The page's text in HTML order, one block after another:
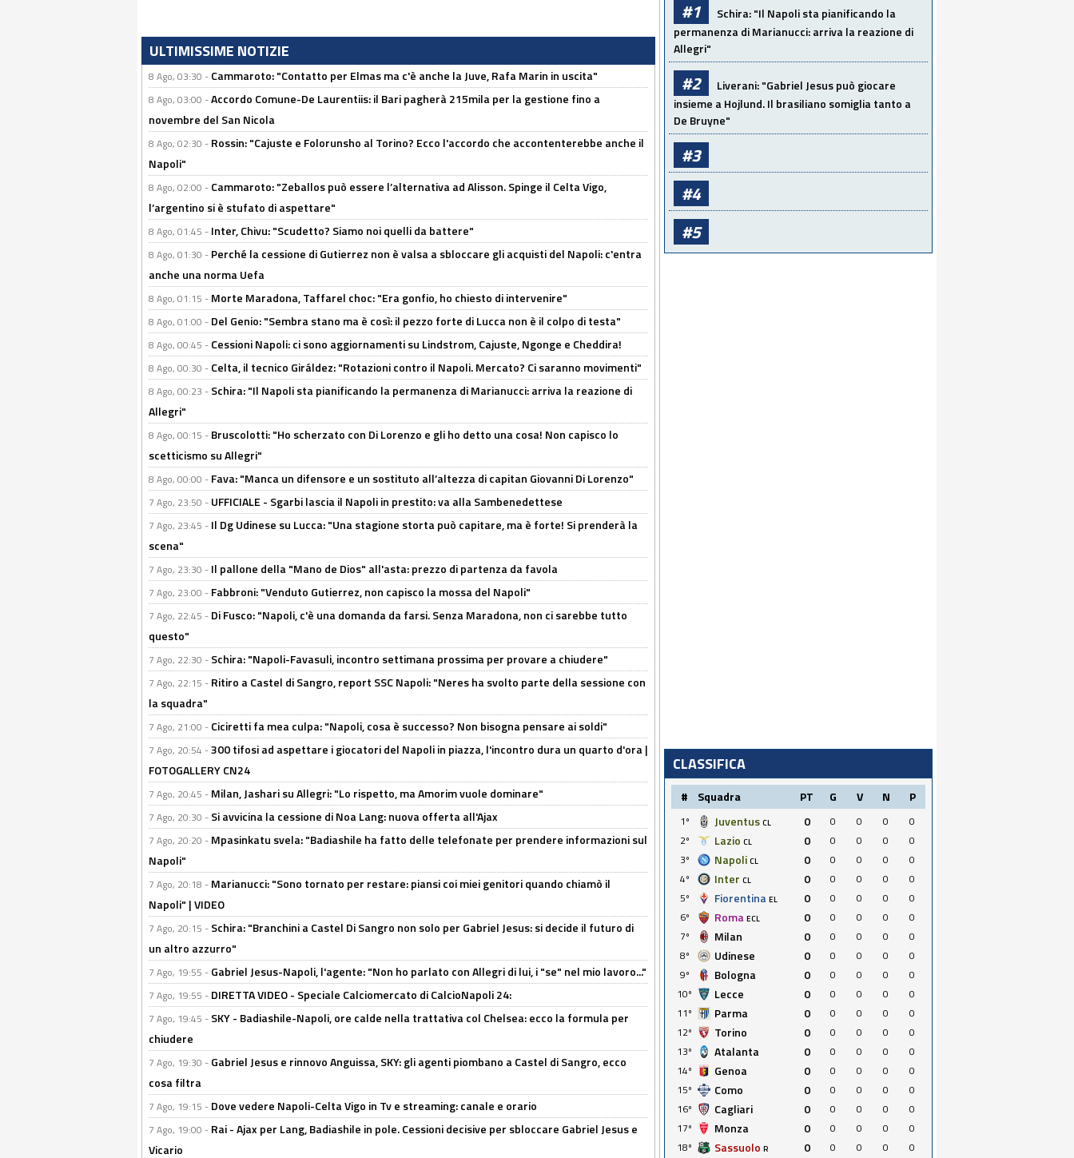
ULTIMISSIME NOTIZIE
8 Ago, 03:30 - Cammaroto: "Contatto per Elmas ma c'è anche la Juve, Rafa Marin in uscita"
8 Ago, 03:00 -Accordo Comune-De Laurentiis: il Bari pagherà 215mila per la gestione fino a
novembre del San Nicola
8 Ago, 02:30 - Rossin: "Cajuste e Folorunsho al Torino? Ecco l'accordo che accontenterebbe anche il
Napoli"
8 Ago, 02:00 - Cammaroto: "Zeballos può essere l’alternativa ad Alisson. Spinge il Celta Vigo,
l’argentino si è stufato di aspettare"
8 Ago, 01:45 - Inter, Chivu: "Scudetto? Siamo noi quelli da battere"
8 Ago, 01:30 - Perché la cessione di Gutierrez non è valsa a sbloccare gli acquisti del Napoli: c'entra
anche una norma Uefa
8 Ago, 01:15 - Morte Maradona, Taffarel choc: "Era gonfio, ho chiesto di intervenire"
8 Ago, 01:00 - Del Genio: "Sembra stano ma è così: il pezzo forte di Lucca non è il colpo di testa"
8 Ago, 00:45 - Cessioni Napoli: ci sono aggiornamenti su Lindstrom, Cajuste, Ngonge e Cheddira!
8 Ago, 00:30 - Celta, il tecnico Giráldez: "Rotazioni contro il Napoli. Mercato? Ci saranno movimenti"
8 Ago, 00:23 - Schira: "Il Napoli sta pianificando la permanenza di Marianucci: arriva la reazione di
Allegri"
8 Ago, 00:15 - Bruscolotti: "Ho scherzato con Di Lorenzo e gli ho detto una cosa! Non capisco lo
scetticismo su Allegri"
8 Ago, 00:00 - Fava: "Manca un difensore e un sostituto all’altezza di capitan Giovanni Di Lorenzo"
7 Ago, 23:50 - UFFICIALE - Sgarbi lascia il Napoli in prestito: va alla Sambenedettese
7 Ago, 23:45 - Il Dg Udinese su Lucca: "Una stagione storta può capitare, ma è forte! Si prenderà la
scena"
7 Ago, 23:30 - Il pallone della "Mano de Dios" all'asta: prezzo di partenza da favola
7 Ago, 23:00 - Fabbroni: "Venduto Gutierrez, non capisco la mossa del Napoli"
7 Ago, 22:45 - Di Fusco: "Napoli, c'è una domanda da farsi. Senza Maradona, non ci sarebbe tutto
questo"
7 Ago, 22:30 - Schira: "Napoli-Favasuli, incontro settimana prossima per provare a chiudere"
7 Ago, 22:15 - Ritiro a Castel di Sangro, report SSC Napoli: "Neres ha svolto parte della sessione con
la squadra"
7 Ago, 21:00 - Ciciretti fa mea culpa: "Napoli, cosa è successo? Non bisogna pensare ai soldi"
7 Ago, 20:54 -300 tifosi ad aspettare i giocatori del Napoli in piazza, l'incontro dura un quarto d'ora |
FOTOGALLERY CN24
7 Ago, 20:45 - Milan, Jashari su Allegri: "Lo rispetto, ma Amorim vuole dominare"
7 Ago, 20:30 - Si avvicina la cessione di Noa Lang: nuova offerta all'Ajax
7 Ago, 20:20 - Mpasinkatu svela: "Badiashile ha fatto delle telefonate per prendere informazioni sul
Napoli"
7 Ago, 20:18 - Marianucci: "Sono tornato per restare: piansi coi miei genitori quando chiamò il
Napoli" | VIDEO
7 Ago, 20:15 - Schira: "Branchini a Castel Di Sangro non solo per Gabriel Jesus: si decide il futuro di
un altro azzurro"
7 Ago, 19:55 - Gabriel Jesus-Napoli, l'agente: "Non ho parlato con Allegri di lui, i "se" nel mio lavoro..."
7 Ago, 19:55 - DIRETTA VIDEO - Speciale Calciomercato di CalcioNapoli 24:
7 Ago, 19:45 - SKY - Badiashile-Napoli, ore calde nella trattativa col Chelsea: ecco la formula per
chiudere
7 Ago, 19:30 - Gabriel Jesus e rinnovo Anguissa, SKY: gli agenti piombano a Castel di Sangro, ecco
cosa filtra
7 Ago, 19:15 - Dove vedere Napoli-Celta Vigo in Tv e streaming: canale e orario
7 Ago, 19:00 - Rai - Ajax per Lang, Badiashile in pole. Cessioni decisive per sbloccare Gabriel Jesus e
Vicario
#1
Schira: "Il Napoli sta pianificando la
permanenza di Marianucci: arriva la reazione di
Allegri"
#2
Liverani: "Gabriel Jesus può giocare
insieme a Hojlund. Il brasiliano somiglia tanto a
De Bruyne"
#3
#4
#5
CLASSIFICA
# Squadra PT G V N P
1º Juventus CL 0 0 0 0
0
2º
Lazio CL 0 0 0 0
0
3º
Napoli CL 0 0 0 0
0
4º
Inter CL 0 0 0 0
0
5º
Fiorentina EL 0 0 0 0
0
6º
Roma ECL 0 0 0 0
0
7º
Milan 0 0 0 0
0
8º
Udinese 0 0 0 0
0
9º
Bologna 0 0 0 0
0
10º
Lecce 0 0 0 0
0
11º
Parma 0 0 0 0
0
12º
Torino 0 0 0 0
0
13º
Atalanta 0 0 0 0
0
14º
Genoa 0 0 0 0
0
15º
Como 0 0 0 0
0
16º
Cagliari 0 0 0 0
0
17º
Monza 0 0 0 0
0
18º
Sassuolo R 0 0 0 0 0